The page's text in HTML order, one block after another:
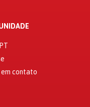
em contato